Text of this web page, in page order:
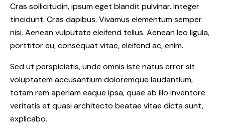
Cras sollicitudin, ipsum eget blandit pulvinar. Integer
tincidunt. Cras dapibus. Vivamus elementum semper
nisi. Aenean vulputate eleifend tellus. Aenean leo ligula,
porttitor eu, consequat vitae, eleifend ac, enim.
Sed ut perspiciatis, unde omnis iste natus error sit
voluptatem accusantium doloremque laudantium,
totam rem aperiam eaque ipsa, quae ab illo inventore
veritatis et quasi architecto beatae vitae dicta sunt,
explicabo.